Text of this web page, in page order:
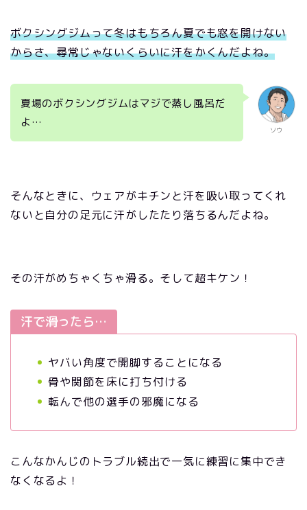
ボクシングジムって冬はもちろん夏でも窓を開けない
からさ、尋常じゃないくらいに汗をかくんだよね。
ソウ
夏場のボクシングジムはマジで蒸し風呂だ
よ…
そんなときに、ウェアがキチンと汗を吸い取ってくれ
ないと自分の足元に汗がしたたり落ちるんだよね。
その汗がめちゃくちゃ滑る。そして超キケン！
汗で滑ったら…
ヤバい角度で開脚することになる
骨や関節を床に打ち付ける
転んで他の選手の邪魔になる
こんなかんじのトラブル続出で一気に練習に集中でき
なくなるよ！